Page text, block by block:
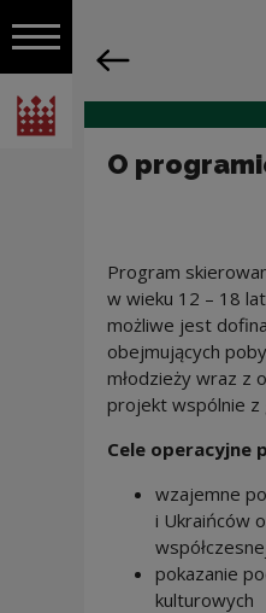
Włącz nawigację
Narodowe Centrum Kultury
Nawigacja
O
Program
w wieku 12 – 18
możliwe jest
obejmujących
młodzieży wraz z
projekt wspólnie z
Cele operacyjne
wzajemne
i Ukraińców
pokazanie
kulturowych